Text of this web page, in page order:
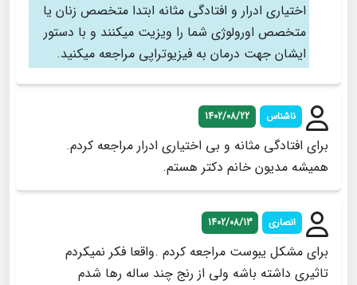
اختیاری ادرار و افتادگی مثانه ابتدا متخصص زنان یا
متخصص اورولوژی شما را ویزیت میکنند و با دستور
ایشان جهت درمان به فیزیوتراپی مراجعه میکنید.
ناشناس 1402/08/22
برای افتادگی مثانه و بی اختیاری ادرار مراجعه کردم.
همیشه مدیون خانم دکتر هستم.
انصاری 1402/08/13
برای مشکل یبوست مراجعه کردم .واقعا فکر نمیکردم
تاثیری داشته باشه ولی از رنج چند ساله رها شدم